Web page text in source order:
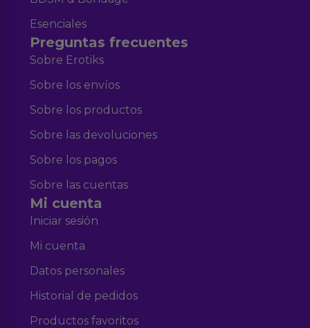
Esenciales
Preguntas frecuentes
Sobre Erotiks
Sobre los envíos
Sobre los productos
Sobre las devoluciones
Sobre los pagos
Sobre las cuentas
Mi cuenta
Iniciar sesión
Mi cuenta
Datos personales
Historial de pedidos
Productos favoritos